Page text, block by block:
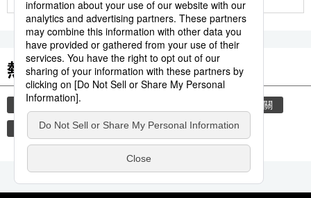
熱門關鍵詞
教育 歷史 玄關
娛樂 臺灣 中國